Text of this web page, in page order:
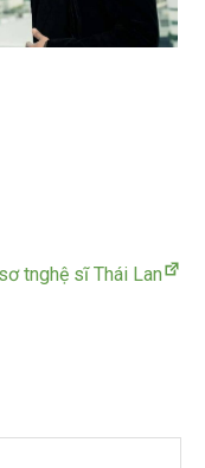
tnghệ sĩ Thái Lan